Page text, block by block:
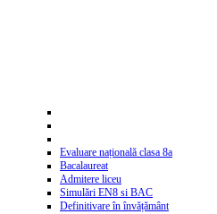
Evaluare națională clasa 8a
Bacalaureat
Admitere liceu
Simulări EN8 si BAC
Definitivare în învățământ